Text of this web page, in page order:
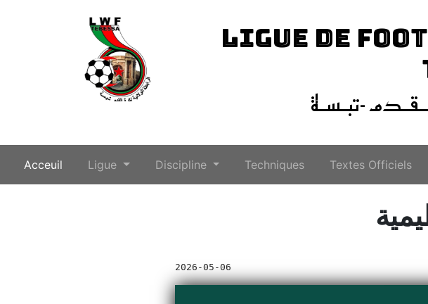
LIGUE DE
-تبـسـة
Acceuil (current)
Ligue Discipline Techniques Textes Officiels
2026-05-06